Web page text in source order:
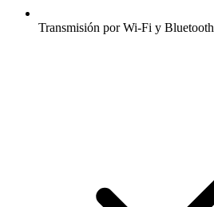
Transmisión por Wi-Fi y Bluetooth